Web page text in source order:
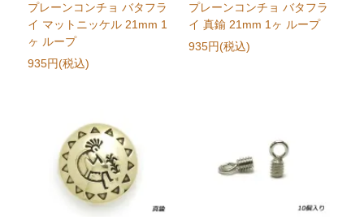
プレーンコンチョ バタフラ
イ マットニッケル 21mm 1
ヶ ループ
935円(税込)
プレーンコンチョ バタフラ
イ 真鍮 21mm 1ヶ ループ
935円(税込)